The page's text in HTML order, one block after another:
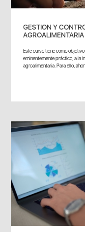
GESTION Y
AGROALIMENTARIA
Este curso tiene como
eminentemente práctico, a la
agroalimentaria. Para ello,